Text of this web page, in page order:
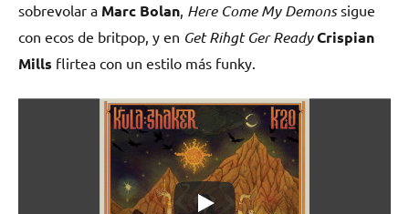
sobrevolar a Marc Bolan, Here Come My Demonssigue
con ecos de britpop, y en Get Rihgt Ger ReadyCrispian
Mills flirtea con un estilo más funky.